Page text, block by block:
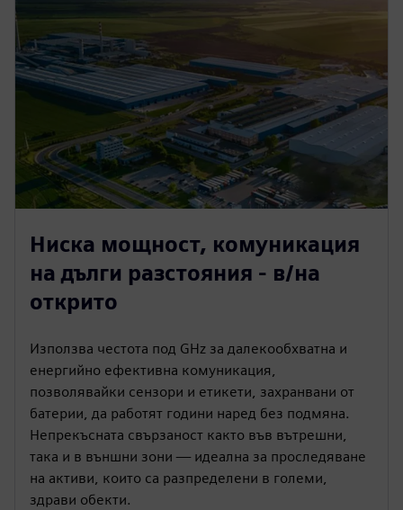
Ниска мощност, комуникация
на дълги разстояния - в/на
открито
Използва честота под GHz за далекообхватна и
енергийно ефективна комуникация,
позволявайки сензори и етикети, захранвани от
батерии, да работят години наред без подмяна.
Непрекъсната свързаност както във вътрешни,
така и в външни зони — идеална за проследяване
на активи, които са разпределени в големи,
здрави обекти.